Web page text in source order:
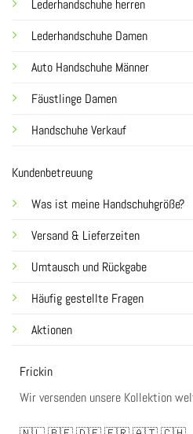
Lederhandschuhe herren
Lederhandschuhe Damen
Auto Handschuhe Männer
Fäustlinge Damen
Handschuhe Verkauf
Kundenbetreuung
Was ist meine Handschuhgröße?
Versand & Lieferzeiten
Umtausch und Rückgabe
Häufig gestellte Fragen
Aktionen
Frickin
Wir versenden unsere Kollektion